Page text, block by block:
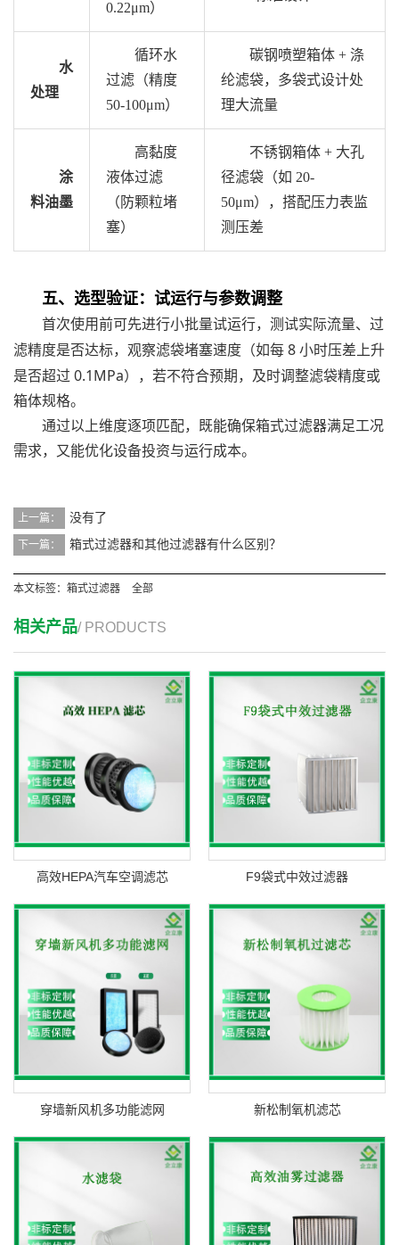
0.22μm）
水
处理
循环水
过滤（精度
50-100μm）
碳钢喷塑箱体 + 涤
纶滤袋，多袋式设计处
理大流量
涂
料油墨
高黏度
液体过滤
（防颗粒堵
塞）
不锈钢箱体 + 大孔
径滤袋（如 20-
50μm），搭配压力表监
测压差
五、选型验证：试运行与参数调整
首次使用前可先进行小批量试运行，测试实际流量、过
滤精度是否达标，观察滤袋堵塞速度（如每 8 小时压差上升
是否超过 0.1MPa），若不符合预期，及时调整滤袋精度或
箱体规格。
通过以上维度逐项匹配，既能确保箱式过滤器满足工况
需求，又能优化设备投资与运行成本。
上一篇： 没有了
下一篇： 箱式过滤器和其他过滤器有什么区别？
本文标签： 箱式过滤器 全部
相关产品/ PRODUCTS
高效HEPA汽车空调滤芯 F9袋式中效过滤器
穿墙新风机多功能滤网 新松制氧机滤芯